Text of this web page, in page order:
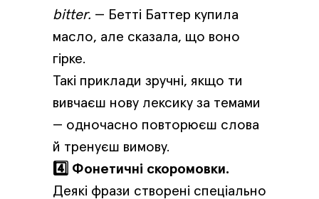
bitter. — Бетті Баттер купила
масло, але сказала, що воно
гірке.
Такі приклади зручні, якщо ти
вивчаєш нову лексику за темами
— одночасно повторюєш слова
й тренуєш вимову.
4️⃣ Фонетичні скоромовки.
Деякі фрази створені спеціально